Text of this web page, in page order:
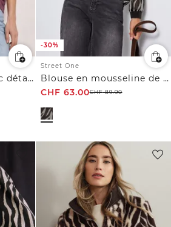
T-shirt col rond avec détail cœur
-30%
Street One
Blouse en mousseline de soie avec imprimé zèbre
CHF 63.00CHF89.90